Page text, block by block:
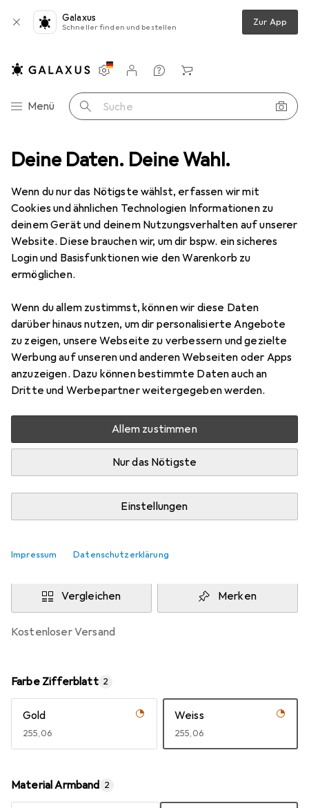
Deine Daten. Deine Wahl.
Wenn du nur das Nötigste wählst, erfassen wir mit
Cookies und ähnlichen Technologien Informationen zu
deinem Gerät und deinem Nutzungsverhalten auf unserer
Website. Diese brauchen wir, um dir bspw. ein sicheres
Login und Basisfunktionen wie den Warenkorb zu
ermöglichen.
Wenn du allem zustimmst, können wir diese Daten
darüber hinaus nutzen, um dir personalisierte Angebote
zu zeigen, unsere Webseite zu verbessern und gezielte
Werbung auf unseren und anderen Webseiten oder Apps
anzuzeigen. Dazu können bestimmte Daten auch an
Dritte und Werbepartner weitergegeben werden.
Allem zustimmen
Nur das Nötigste
Einstellungen
Impressum Datenschutzerklärung
Galaxus
Schneller finden und bestellen Zur App
Navigation nach Kategorien
Menü Suche
Einstellungen
Kundenkonto
Vergleichslisten
Merklisten
Warenkorb
Alles in Mode Uhren + Schmuck Armbanduhr
8 Bilder
JowissaTiro
Preis in EUR inkl. MwSt.
EUR
255,06
Bewertungen Marke
Mehr von Jowissa
Zwischen Mo, 7.9. und Mo, 21.9. geliefert
Benachrichtigen, wenn schneller verfügbar
Lieferort angeben für genaue Lieferzeit
Luna-TimeLU
In den Warenkorb
Vergleichen Merken
kostenloser Versand
Farbe Zifferblatt 2
Gold
EUR
255,06
Weiss
EUR
255,06
Material Armband 2